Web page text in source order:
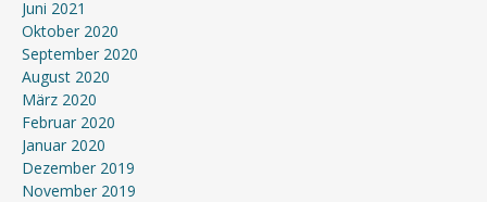
Juni 2021
Oktober 2020
September 2020
August 2020
März 2020
Februar 2020
Januar 2020
Dezember 2019
November 2019